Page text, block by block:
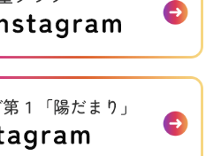
フェ